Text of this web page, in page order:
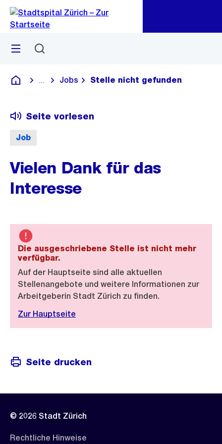
Navigation
Sprunglink
Menü
Krankenhaus
Blende alle Breadcrumbs ein
Jobs Stelle nicht gefunden
Job
Seite vorlesen
Vielen Dank für das
Interesse
Die ausgeschriebene Stelle ist nicht mehr
verfügbar.
Auf der Hauptseite sind alle aktuellen
Stellenangebote und weitere Informationen zur
Arbeitgeberin Stadt Zürich zu finden.
Zur Hauptseite
Seite drucken
© 2026 Stadt Zürich
Rechtliche Hinweise